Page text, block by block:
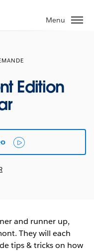
Menu
Edition
and runner up,
They will each
tips & tricks on how